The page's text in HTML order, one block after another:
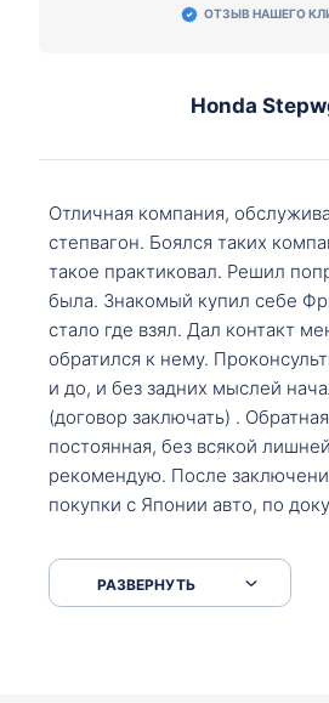
ОТЗЫВ НАШЕГО
Honda
Отличная компания,
степвагон. Боялся таких
такое практиковал. Решил
была. Знакомый купил себе
стало где взял. Дал контакт
обратился к нему.
и до, и без задних мыслей
(договор заключать) .
постоянная, без всякой
рекомендую. После
покупки с Японии авто, по
что заполнить, куда зайти,
приехал за авто. Меня тепло
РАЗВЕРНУТЬ